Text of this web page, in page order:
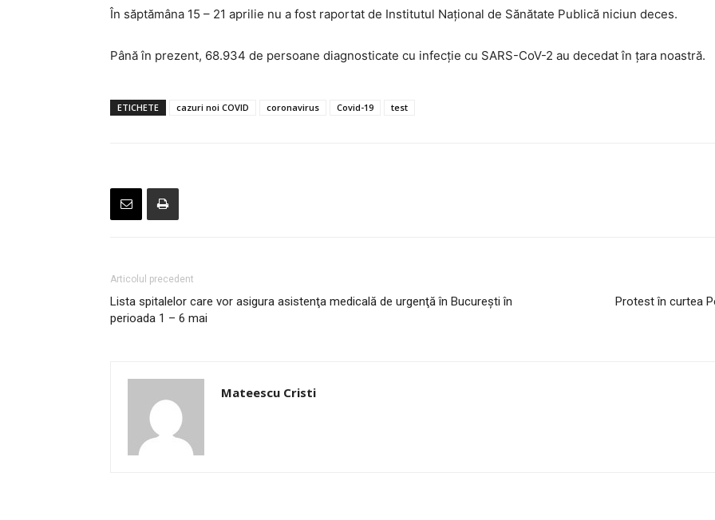
În săptămâna 15 – 21 aprilie nu a fost raportat de Institutul Naţional de Sănătate Publică niciun deces.
Până în prezent, 68.934 de persoane diagnosticate cu infecţie cu SARS-CoV-2 au decedat în ţara noastră.
ETICHETE cazuri noi COVID coronavirus Covid-19 test
Articolul precedent
Lista spitalelor care vor asigura asistenţa medicală de urgenţă în București în
perioada 1 – 6 mai
Protest în curtea
Mateescu Cristi